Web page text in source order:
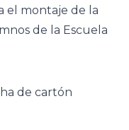
el montaje de la
de la Escuela